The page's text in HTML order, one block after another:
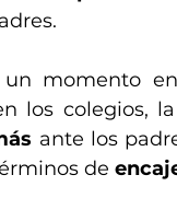
un momento
los colegios,
ante los
de